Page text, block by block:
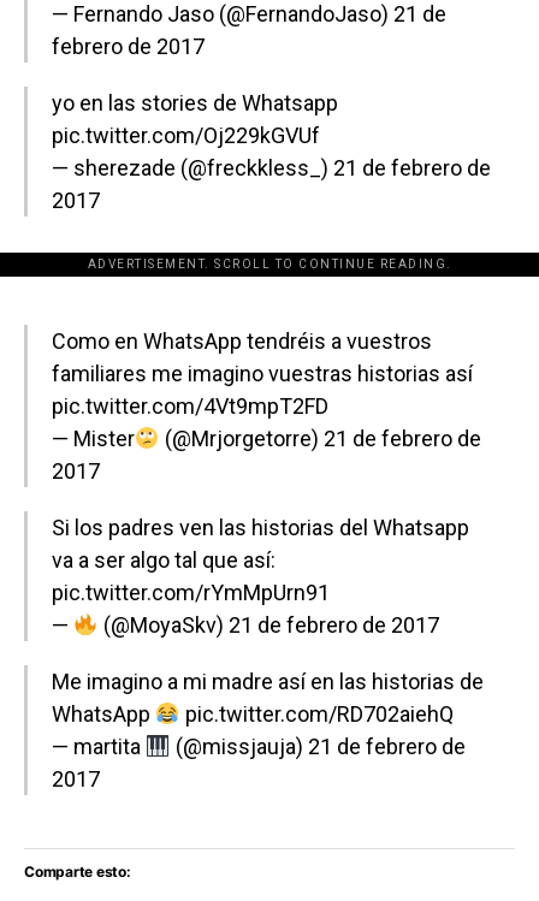
— Fernando Jaso (@FernandoJaso) 21 de
febrero de 2017
yo en las stories de Whatsapp
pic.twitter.com/Oj229kGVUf
— sherezade (@freckkless_) 21 de febrero de
2017
ADVERTISEMENT. SCROLL TO CONTINUE READING.
[adsforwp id="243463"]
Como en WhatsApp tendréis a vuestros
familiares me imagino vuestras historias así
pic.twitter.com/4Vt9mpT2FD
— Mister
(@Mrjorgetorre) 21 de febrero de
2017
Si los padres ven las historias del Whatsapp
va a ser algo tal que así:
pic.twitter.com/rYmMpUrn91
—
(@MoyaSkv) 21 de febrero de 2017
Me imagino a mi madre así en las historias de
WhatsApp
pic.twitter.com/RD702aiehQ
— martita
(@missjauja) 21 de febrero de
2017
Comparte esto: